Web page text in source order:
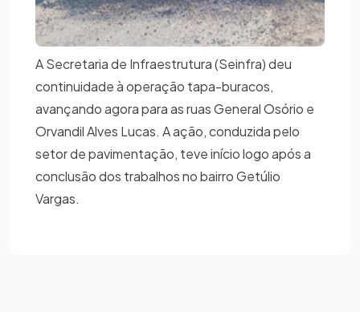
A Secretaria de Infraestrutura (Seinfra) deu
continuidade à operação tapa-buracos,
avançando agora para as ruas General Osório e
Orvandil Alves Lucas. A ação, conduzida pelo
setor de pavimentação, teve início logo após a
conclusão dos trabalhos no bairro Getúlio
Vargas.